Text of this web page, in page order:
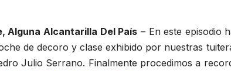
Alguna Alcantarilla Del País – En este episodio
de decoro y clase exhibido por nuestras
Julio Serrano. Finalmente procedimos a